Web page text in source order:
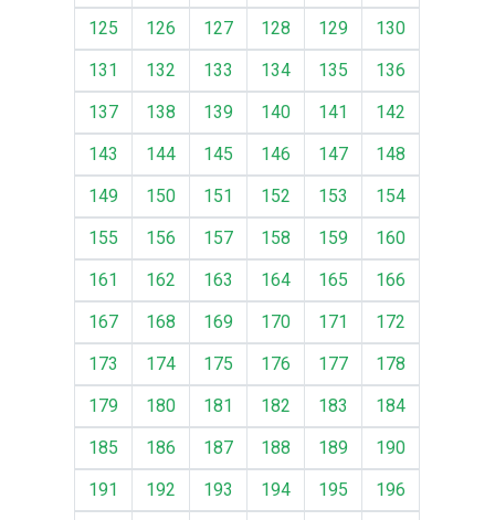
125
126 127 128 129
130
131
132 133 134 135
136
137
138 139 140 141
142
143
144 145 146 147
148
149
150 151 152 153
154
155
156 157 158 159
160
161
162 163 164 165
166
167
168 169 170 171
172
173
174 175 176 177
178
179
180 181 182 183
184
185
186 187 188 189
190
191
192 193 194 195
196